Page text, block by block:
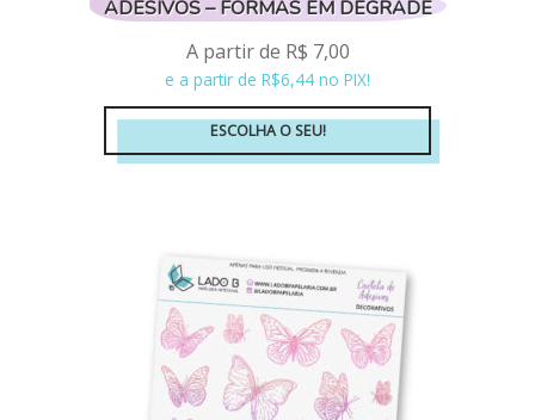
ADESIVOS – FORMAS EM DEGRADÊ
A partir de R$ 7,00
e a partir de R$6,44 no PIX!
ESCOLHA O SEU!
Este
variantes.
As
opções
podem
ser
escolhidas